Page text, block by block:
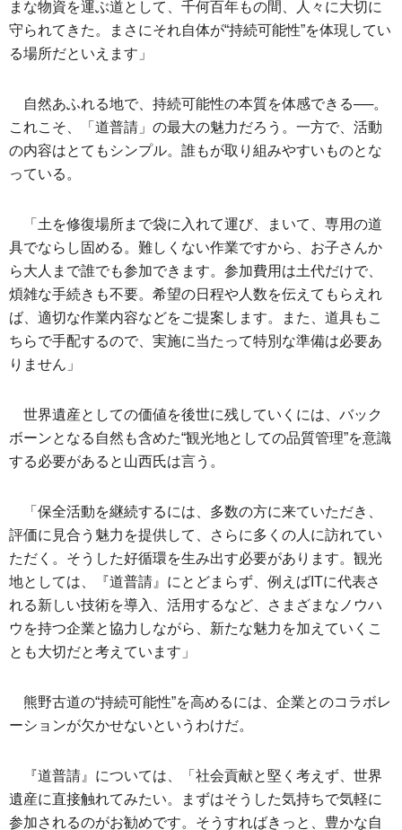
まな物資を運ぶ道として、千何百年もの間、人々に大切に
守られてきた。まさにそれ自体が“持続可能性”を体現してい
る場所だといえます」
自然あふれる地で、持続可能性の本質を体感できる──。
これこそ、「道普請」の最大の魅力だろう。一方で、活動
の内容はとてもシンプル。誰もが取り組みやすいものとな
っている。
「土を修復場所まで袋に入れて運び、まいて、専用の道
具でならし固める。難しくない作業ですから、お子さんか
ら大人まで誰でも参加できます。参加費用は土代だけで、
煩雑な手続きも不要。希望の日程や人数を伝えてもらえれ
ば、適切な作業内容などをご提案します。また、道具もこ
ちらで手配するので、実施に当たって特別な準備は必要あ
りません」
世界遺産としての価値を後世に残していくには、バック
ボーンとなる自然も含めた“観光地としての品質管理”を意識
する必要があると山西氏は言う。
「保全活動を継続するには、多数の方に来ていただき、
評価に見合う魅力を提供して、さらに多くの人に訪れてい
ただく。そうした好循環を生み出す必要があります。観光
地としては、『道普請』にとどまらず、例えばITに代表さ
れる新しい技術を導入、活用するなど、さまざまなノウハ
ウを持つ企業と協力しながら、新たな魅力を加えていくこ
とも大切だと考えています」
熊野古道の“持続可能性”を高めるには、企業とのコラボレ
ーションが欠かせないというわけだ。
『道普請』については、「社会貢献と堅く考えず、世界
遺産に直接触れてみたい。まずはそうした気持ちで気軽に
参加されるのがお勧めです。そうすればきっと、豊かな自